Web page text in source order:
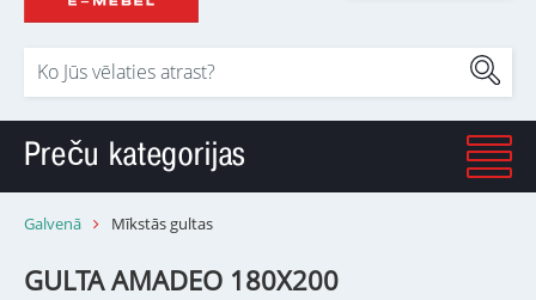
Preču kategorijas
Galvenā Mīkstās gultas
GULTA AMADEO 180X200